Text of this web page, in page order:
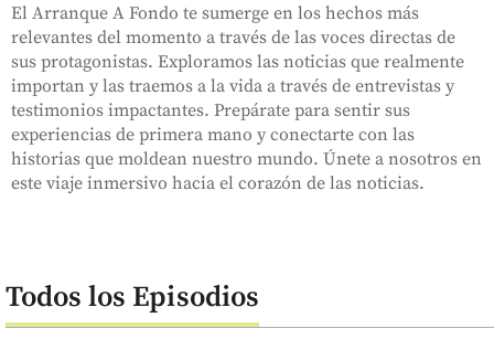
El Arranque A Fondo te sumerge en los hechos más
relevantes del momento a través de las voces directas de
sus protagonistas. Exploramos las noticias que realmente
importan y las traemos a la vida a través de entrevistas y
testimonios impactantes. Prepárate para sentir sus
experiencias de primera mano y conectarte con las
historias que moldean nuestro mundo. Únete a nosotros en
este viaje inmersivo hacia el corazón de las noticias.
Todos los Episodios